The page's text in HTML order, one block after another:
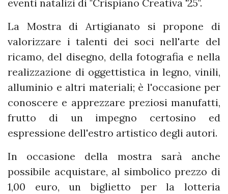
eventi natalizi di "Crispiano Creativa '25".
La Mostra di Artigianato si propone di
valorizzare i talenti dei soci nell'arte del
ricamo, del disegno, della fotografia e nella
realizzazione di oggettistica in legno, vinili,
alluminio e altri materiali; è l'occasione per
conoscere e apprezzare preziosi manufatti,
frutto di un impegno certosino ed
espressione dell'estro artistico degli autori.
In occasione della mostra sarà anche
possibile acquistare, al simbolico prezzo di
1,00 euro, un biglietto per la lotteria